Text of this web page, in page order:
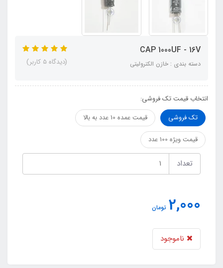
CAP 1000UF - 16V
دسته بندی : خازن الکترولیتی (دیدگاه 5 کاربر)
انتخاب قیمت تک فروشی:
تک فروشی
قیمت عمده 10 عدد به بالا
قیمت ویژه 100 عدد
تعداد
2,000 تومان
ناموجود